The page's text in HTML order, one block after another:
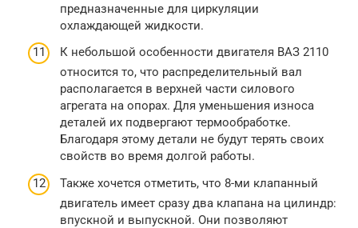
предназначенные для циркуляции
охлаждающей жидкости.
К небольшой особенности двигателя ВАЗ 2110
относится то, что распределительный вал
располагается в верхней части силового
агрегата на опорах. Для уменьшения износа
деталей их подвергают термообработке.
Благодаря этому детали не будут терять своих
свойств во время долгой работы.
Также хочется отметить, что 8-ми клапанный
двигатель имеет сразу два клапана на цилиндр:
впускной и выпускной. Они позволяют